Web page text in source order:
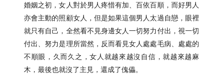
婚姻之初，女人對於男人疼惜有加、百依百順，而好男人
亦會主動的照顧女人，但是如果這個男人太過自戀，眼裡
就只有自己，全然看不見身邊女人一切努力付出，視一切
付出、努力是理所當然，反而看見女人處處毛病、處處的
不順眼，久而久之，女人就越來越沒自信，就越來越麻
木，最後也就沒了主見，還成了傀儡。